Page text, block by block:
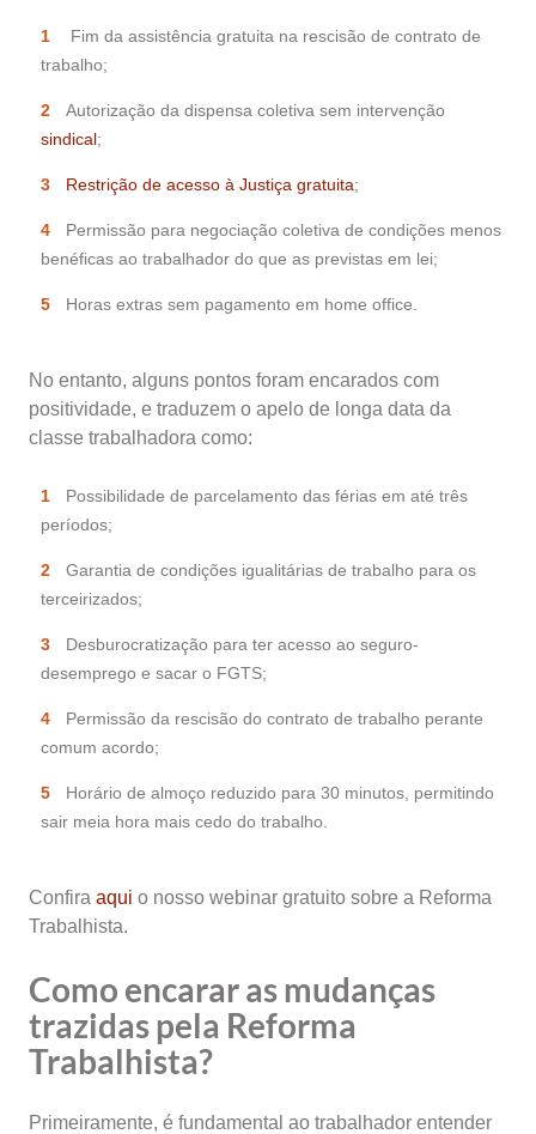
Fim da assistência gratuita na rescisão de contrato de
trabalho;
Autorização da dispensa coletiva sem intervenção
sindical;
Restrição de acesso à Justiça gratuita;
Permissão para negociação coletiva de condições menos
benéficas ao trabalhador do que as previstas em lei;
Horas extras sem pagamento em home office.
No entanto, alguns pontos foram encarados com
positividade, e traduzem o apelo de longa data da
classe trabalhadora como:
Possibilidade de parcelamento das férias em até três
períodos;
Garantia de condições igualitárias de trabalho para os
terceirizados;
Desburocratização para ter acesso ao seguro-
desemprego e sacar o FGTS;
Permissão da rescisão do contrato de trabalho perante
comum acordo;
Horário de almoço reduzido para 30 minutos, permitindo
sair meia hora mais cedo do trabalho.
Confira aqui o nosso webinar gratuito sobre a Reforma
Trabalhista.
Como encarar as mudanças
trazidas pela Reforma
Trabalhista?
Primeiramente, é fundamental ao trabalhador entender